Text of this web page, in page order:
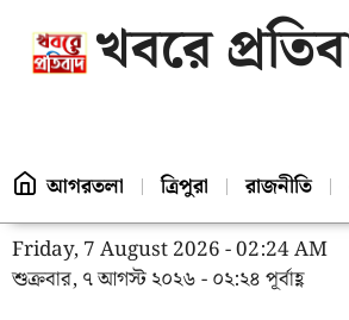
খবরে
আগরতলা ত্রিপুরা রাজনীতি
Friday, 7 August 2026 - 02:24 AM
শুক্রবার, ৭ আগস্ট ২০২৬ - ০২:২৪ পূর্বাহ্ণ